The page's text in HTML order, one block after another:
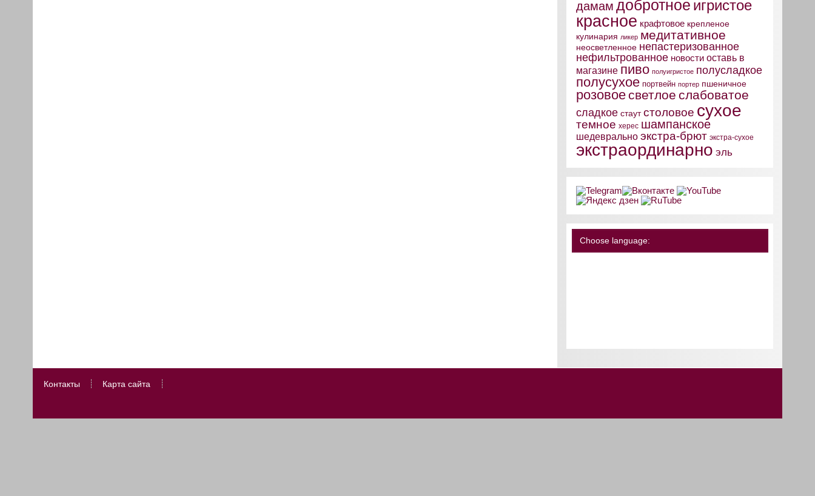
дамам добротное игристое
красное крафтовое крепленое
кулинария ликер медитативное
неосветленное непастеризованное
нефильтрованное новости оставь в
магазине пиво полуигристое полусладкое
полусухое портвейн портер пшеничное
розовоесветлое слабоватое
сладкое стаут столовое сухое
темное херес шампанское
шедеврально экстра-брют экстра-сухое
экстраординарно эль
Choose language:
Контакты Карта сайта